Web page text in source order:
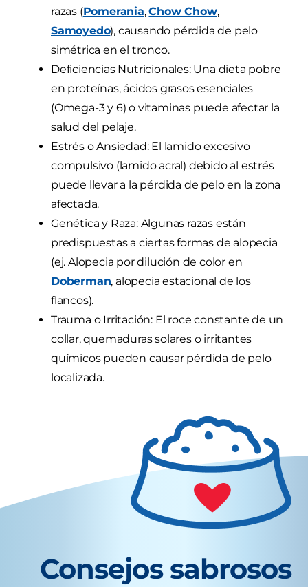
razas (Pomerania,Chow Chow,
Samoyedo), causando pérdida de pelo
simétrica en el tronco.
Deficiencias Nutricionales: Una dieta pobre
en proteínas, ácidos grasos esenciales
(Omega-3 y 6) o vitaminas puede afectar la
salud del pelaje.
Estrés o Ansiedad: El lamido excesivo
compulsivo (lamido acral) debido al estrés
puede llevar a la pérdida de pelo en la zona
afectada.
Genética y Raza: Algunas razas están
predispuestas a ciertas formas de alopecia
(ej. Alopecia por dilución de color en
Doberman, alopecia estacional de los
flancos).
Trauma o Irritación: El roce constante de un
collar, quemaduras solares o irritantes
químicos pueden causar pérdida de pelo
localizada.
Consejos sabrosos